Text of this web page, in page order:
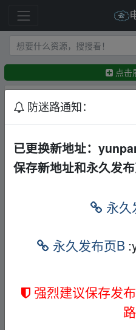
点击
最新 精华
📢
← 13477835830 17
nuii007 13分钟前
← gdhhmq 1小时前
浊世浮萍 1小时前
中国古典诗词感发 历
防迷路通知：
已更换新地址：
保存新地址和永久发布
永久
永久发布页B
强烈建议保存发
路